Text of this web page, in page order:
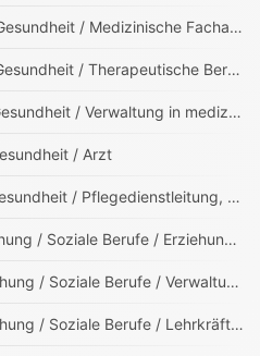
/ Medizinische Fachangestellte, Sanitäter
/ Therapeutische Berufe
/ Verwaltung in medizinischen Einrichtungen
/ Arzt
/ Pflegedienstleitung, Heimleitung
Berufe / Erziehung, Sozialpädagogik
Berufe / Verwaltung in Bildungs- und sozialen Einrichtungen
Berufe / Lehrkräfte, Trainer, Ausbilder